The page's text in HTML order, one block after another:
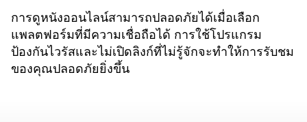
การดูหนังออนไลน์สามารถปลอดภัยได้เมื่อเลือก
แพลตฟอร์มที่มีความเชื่อถือได้ การใช้โปรแกรม
ป้องกันไวรัสและไม่เปิดลิงก์ที่ไม่รู้จักจะทำให้การรับชม
ของคุณปลอดภัยยิ่งขึ้น